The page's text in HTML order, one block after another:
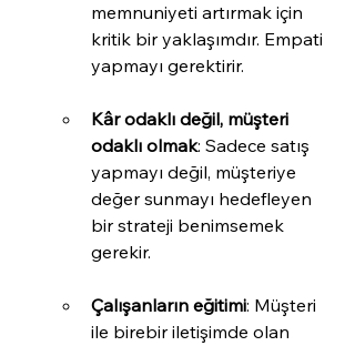
memnuniyeti artırmak için
kritik bir yaklaşımdır. Empati
yapmayı gerektirir.
Kâr odaklı değil, müşteri
odaklı olmak: Sadece satış
yapmayı değil, müşteriye
değer sunmayı hedefleyen
bir strateji benimsemek
gerekir.
Çalışanların eğitimi: Müşteri
ile birebir iletişimde olan